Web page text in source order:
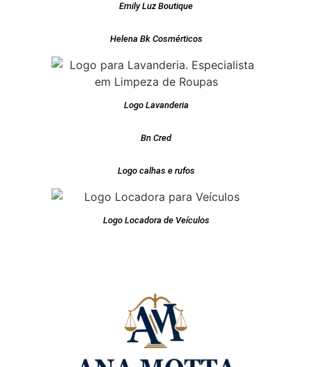
Emily Luz Boutique
Helena Bk Cosmérticos
Logo Lavanderia
Bn Cred
Logo calhas e rufos
Logo Locadora de Veículos